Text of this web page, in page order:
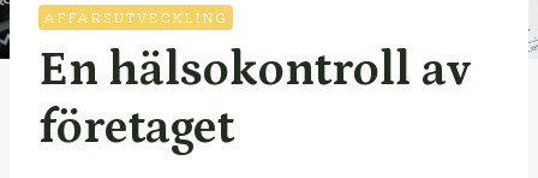
AFFÄRSUTVECKLING
En hälsokontroll av
företaget